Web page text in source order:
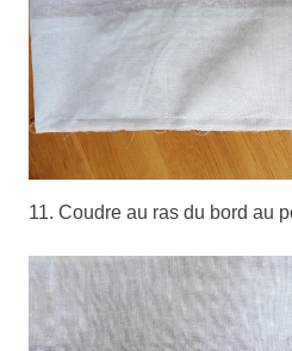
11. Coudre au ras du bord au